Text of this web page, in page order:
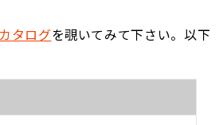
タログを覗いてみて下さい。以下